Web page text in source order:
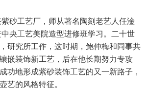
工艺厂，师从著名陶刻老艺人任淦
央工艺美院造型进修班学习。二十世
研究所工作，这时期，鲍仲梅和同事共
嵌装饰新工艺，后在他长期努力专攻
功地形成紫砂装饰工艺的又一新路子，
艺的风格特征。